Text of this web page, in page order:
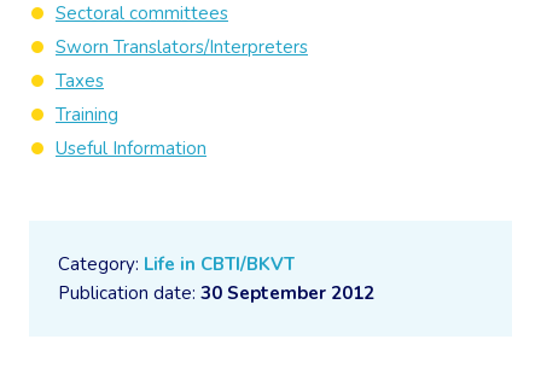
Category: Life in CBTI/BKVT
Publication date: 30 September 2012
Sectoral committees
Sworn Translators/Interpreters
Taxes
Training
Useful Information